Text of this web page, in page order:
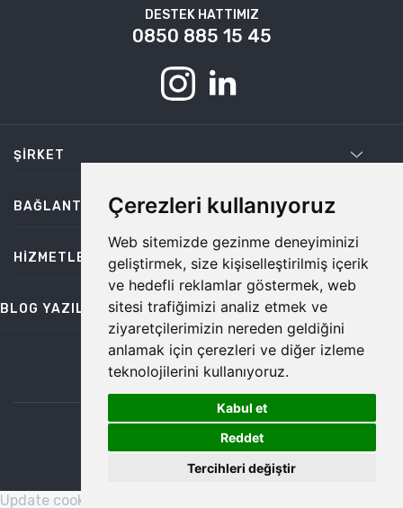
Çerezleri kullanıyoruz
Web sitemizde gezinme deneyiminizi
geliştirmek, size kişiselleştirilmiş içerik
ve hedefli reklamlar göstermek, web
sitesi trafiğimizi analiz etmek ve
ziyaretçilerimizin nereden geldiğini
anlamak için çerezleri ve diğer izleme
teknolojilerini kullanıyoruz.
Kabul et
Reddet
Tercihleri değiştir
DESTEK HATTIMIZ
0850 885 15 45
ŞIRKET
BAĞLANTILAR
HIZMETLER
BLOG YAZILARI
bilgi@temiz.co
©2026 Temiz, Her Hakkı Saklıdır.
Update cookies preferences